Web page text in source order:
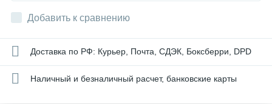
Добавить к сравнению
Доставка по РФ: Курьер, Почта, СДЭК, Боксберри, DPD
Наличный и безналичный расчет, банковские карты